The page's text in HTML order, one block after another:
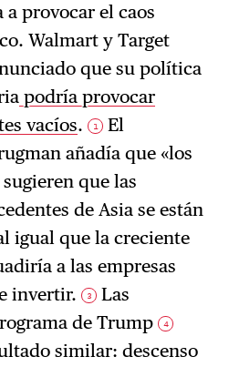
provocar el caos
Walmart y Target
que su política
podría provocar
vacíos. 1
El
añadía que «los
que las
de Asia se están
igual que la creciente
a las empresas
invertir. 3
Las
de Trump 4
similar: descenso